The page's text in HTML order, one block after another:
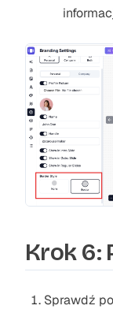
Krok 6:
Sprawdź